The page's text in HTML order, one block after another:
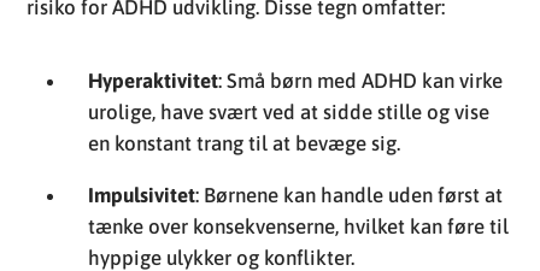
risiko for ADHD udvikling. Disse tegn omfatter:
Hyperaktivitet: Små børn med ADHD kan virke
urolige, have svært ved at sidde stille og vise
en konstant trang til at bevæge sig.
Impulsivitet: Børnene kan handle uden først at
tænke over konsekvenserne, hvilket kan føre til
hyppige ulykker og konflikter.